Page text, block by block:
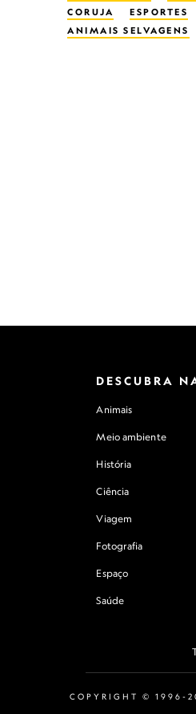
CORUJA
ESPORTES
ANIMAIS SELVAGENS
DESCUBRA
Animais
Meio ambiente
História
Ciência
Viagem
Fotografia
Espaço
Saúde
COPYRIGHT © 1996-